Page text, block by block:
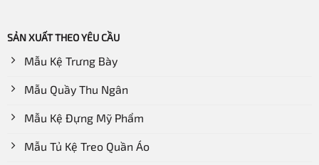
SẢN XUẤT THEO YÊU CẦU
Mẫu Kệ Trưng Bày
Mẫu Quầy Thu Ngân
Mẫu Kệ Đựng Mỹ Phẩm
Mẫu Tủ Kệ Treo Quần Áo